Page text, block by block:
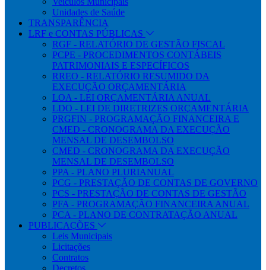
Unidades de Saúde
TRANSPARÊNCIA
LRF e CONTAS PÚBLICAS
RGF - RELATÓRIO DE GESTÃO FISCAL
PCPE - PROCEDIMENTOS CONTÁBEIS
PATRIMONIAIS E ESPECÍFICOS
RREO - RELATÓRIO RESUMIDO DA
EXECUÇÃO ORÇAMENTÁRIA
LOA - LEI ORÇAMENTÁRIA ANUAL
LDO - LEI DE DIRETRIZES ORÇAMENTÁRIA
PRGFIN - PROGRAMAÇÃO FINANCEIRA E
CMED - CRONOGRAMA DA EXECUÇÃO
MENSAL DE DESEMBOLSO
CMED - CRONOGRAMA DA EXECUÇÃO
MENSAL DE DESEMBOLSO
PPA - PLANO PLURIANUAL
PCG - PRESTAÇÃO DE CONTAS DE GOVERNO
PCS - PRESTAÇÃO DE CONTAS DE GESTÃO
PFA - PROGRAMAÇÃO FINANCEIRA ANUAL
PCA - PLANO DE CONTRATAÇÃO ANUAL
PUBLICAÇÕES
Leis Municipais
Licitações
Contratos
Decretos